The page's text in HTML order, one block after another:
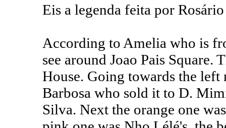
Eis a legenda feita por
According to Amelia who is
see around Joao Pais
House. Going towards the
Barbosa who sold it to D.
Silva. Next the orange one